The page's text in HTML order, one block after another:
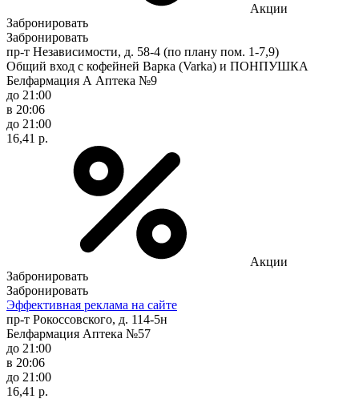
Акции
Забронировать
Забронировать
пр-т Независимости, д. 58-4 (по плану пом. 1-7,9)
Общий вход с кофейней Варка (Varka) и ПОНПУШКА
Белфармация А Аптека №9
до 21:00
в 20:06
до 21:00
16,41 р.
Акции
Забронировать
Забронировать
Эффективная реклама на сайте
пр-т Рокоссовского, д. 114-5н
Белфармация Аптека №57
до 21:00
в 20:06
до 21:00
16,41 р.